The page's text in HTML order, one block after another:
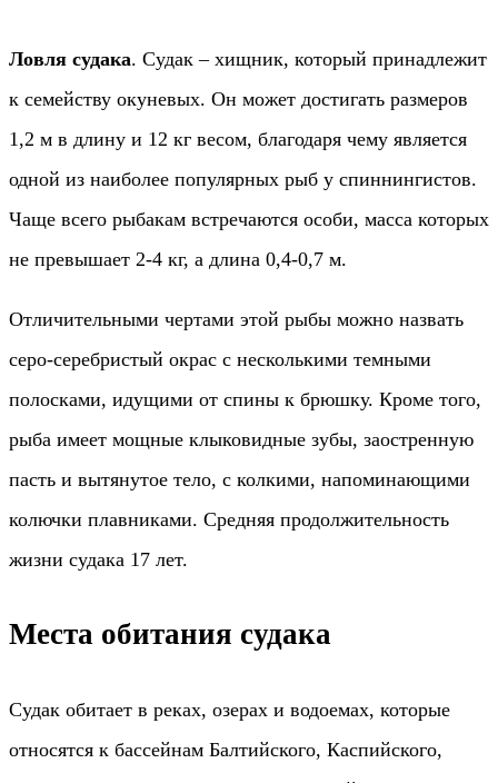
Ловля судака. Судак – хищник, который принадлежит
к семейству окуневых. Он может достигать размеров
1,2 м в длину и 12 кг весом, благодаря чему является
одной из наиболее популярных рыб у спиннингистов.
Чаще всего рыбакам встречаются особи, масса которых
не превышает 2-4 кг, а длина 0,4-0,7 м.
Отличительными чертами этой рыбы можно назвать
серо-серебристый окрас с несколькими темными
полосками, идущими от спины к брюшку. Кроме того,
рыба имеет мощные клыковидные зубы, заостренную
пасть и вытянутое тело, с колкими, напоминающими
колючки плавниками. Средняя продолжительность
жизни судака 17 лет.
Места обитания судака
Судак обитает в реках, озерах и водоемах, которые
относятся к бассейнам Балтийского, Каспийского,